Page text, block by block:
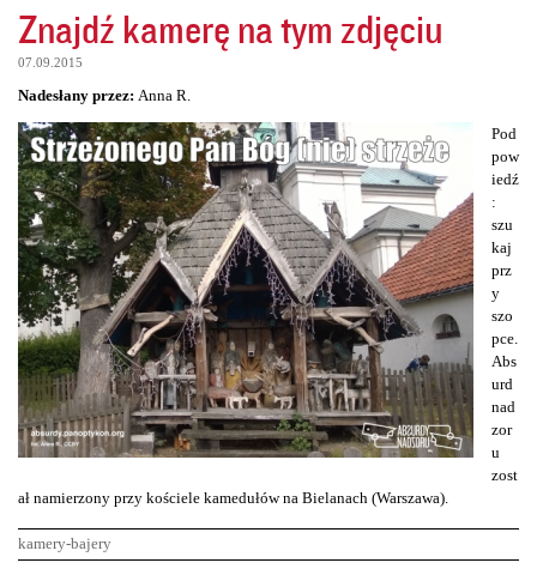
Znajdź kamerę na tym zdjęciu
07.09.2015
Nadesłany przez: Anna R.
Pod
pow
iedź
:
szu
kaj
prz
y
szo
pce.
Abs
urd
nad
zor
u
zost
ał namierzony przy kościele kamedułów na Bielanach (Warszawa).
kamery-bajery